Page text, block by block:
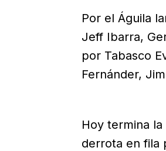
Por el Águila
Jeff Ibarra,
por Tabasco
Fernánder,
Hoy termina
derrota en fila